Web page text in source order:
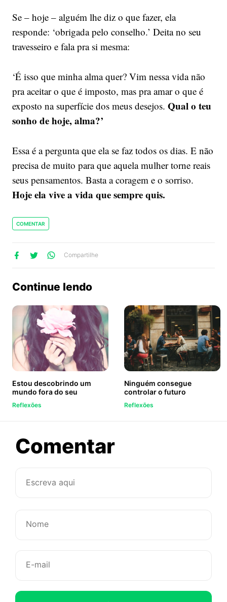
Se – hoje – alguém lhe diz o que fazer, ela
responde: ‘obrigada pelo conselho.’ Deita no seu
travesseiro e fala pra si mesma:
‘É isso que minha alma quer? Vim nessa vida não
pra aceitar o que é imposto, mas pra amar o que é
exposto na superfície dos meus desejos. Qual o teu
sonho de hoje, alma?’
Essa é a pergunta que ela se faz todos os dias. E não
precisa de muito para que aquela mulher torne reais
seus pensamentos. Basta a coragem e o sorriso.
Hoje ela vive a vida que sempre quis.
COMENTAR
Compartilhe
Continue lendo
Estou descobrindo um
mundo fora do seu
Reflexões
Ninguém consegue
controlar o futuro
Reflexões
Comentarsobre